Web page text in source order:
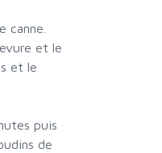
canne.
et le
et le
puis
de